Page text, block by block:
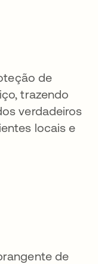
de
trazendo
verdadeiros
locais e
de